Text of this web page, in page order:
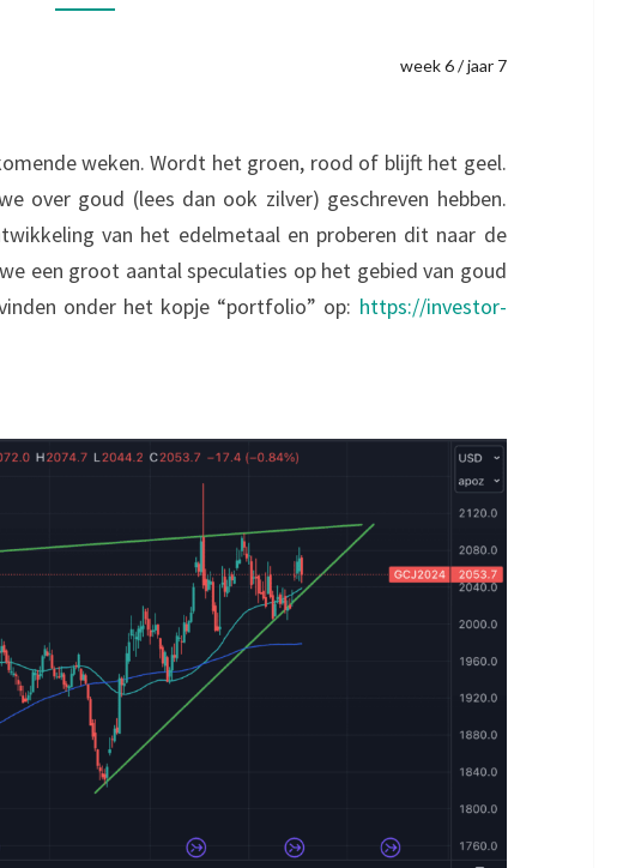
week 6 / jaar 7
weken. Wordt het groen, rood of blijft het geel.
over goud (lees dan ook zilver) geschreven hebben.
van het edelmetaal en proberen dit naar de
een groot aantal speculaties op het gebied van goud
onder het kopje “portfolio” op: https://investor-